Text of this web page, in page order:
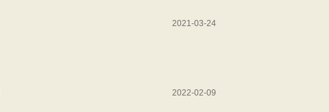
2021-03-24
2022-02-09